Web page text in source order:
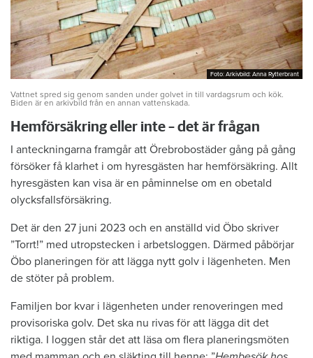
Foto: Arkivbild: Anna Rytterbrant
Foto: Arkivbild: Anna Rytterbrant
Vattnet spred sig genom sanden under golvet in till vardagsrum och kök.
Biden är en arkivbild från en annan vattenskada.
Hemförsäkring eller inte – det är frågan
I anteckningarna framgår att Örebrobostäder gång på gång
försöker få klarhet i om hyresgästen har hemförsäkring. Allt
hyresgästen kan visa är en påminnelse om en obetald
olycksfallsförsäkring.
Det är den 27 juni 2023 och en anställd vid Öbo skriver
”Torrt!” med utropstecken i arbetsloggen. Därmed påbörjar
Öbo planeringen för att lägga nytt golv i lägenheten. Men
de stöter på problem.
Familjen bor kvar i lägenheten under renoveringen med
provisoriska golv. Det ska nu rivas för att lägga dit det
riktiga. I loggen står det att läsa om flera planeringsmöten